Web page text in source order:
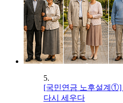
5.
[국민연금 노후설계①]
다시 세우다